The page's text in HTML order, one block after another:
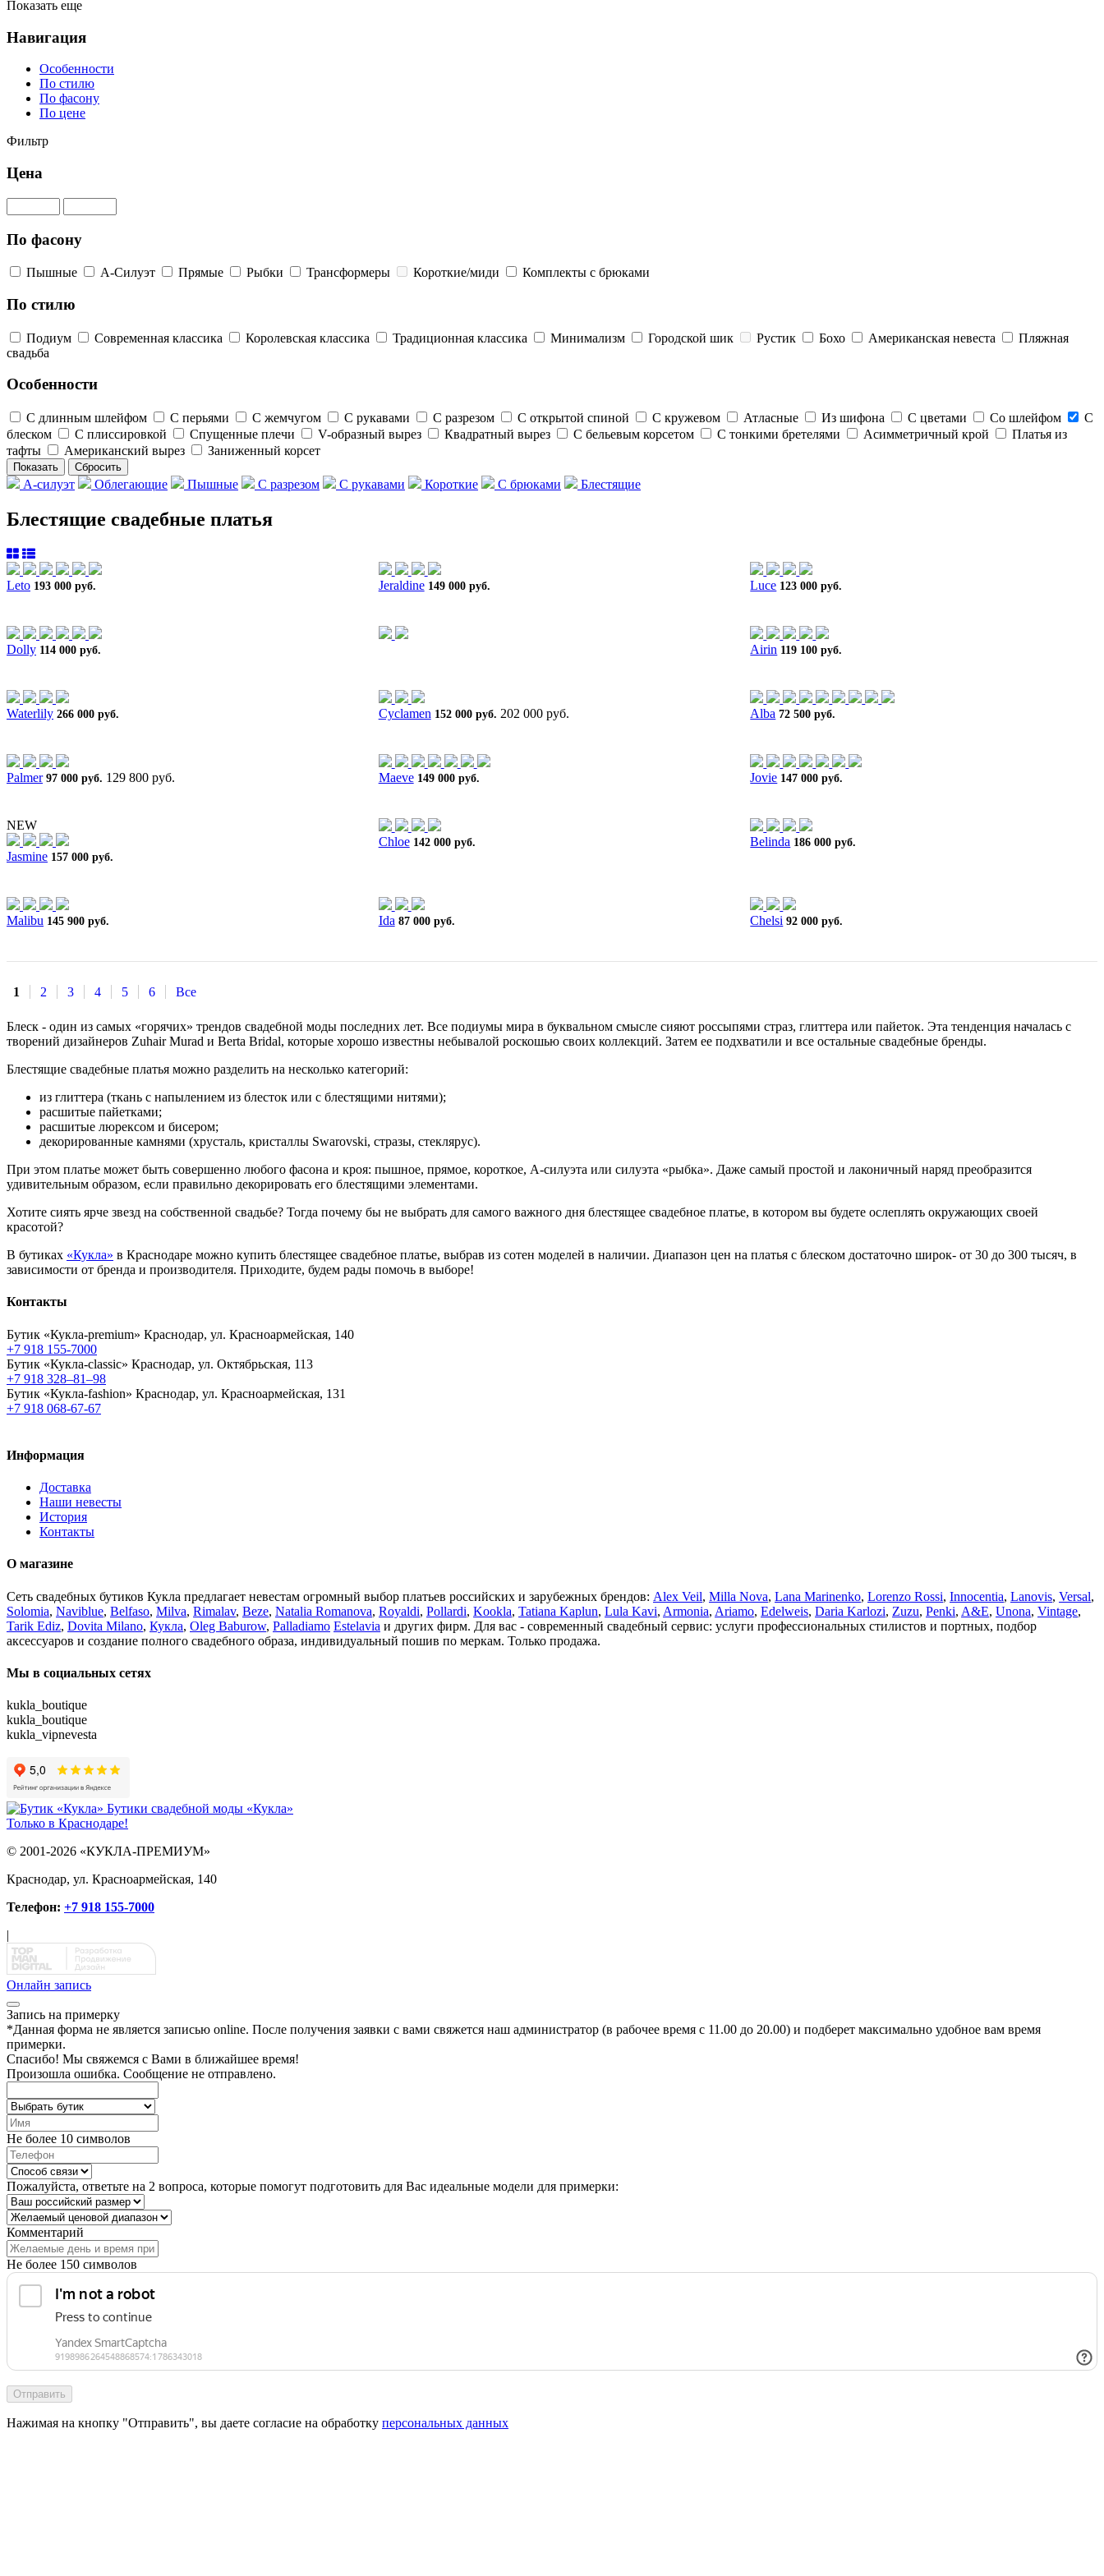
Показать еще
Навигация
Особенности
По стилю
По фасону
По цене
Фильтр
Цена
По фасону
Пышные А-Силуэт Прямые Рыбки Трансформеры Короткие/миди Комплекты с брюками
По стилю
Подиум Современная классика Королевская классика Традиционная классика Минимализм Городской шик Рустик Бохо Американская невеста
Пляжная
свадьба
Особенности
С длинным шлейфом С перьями С жемчугом С рукавами С разрезом С открытой спиной С кружевом Атласные Из шифона С цветами Со шлейфом
С
блеском
C плиссировкой Спущенные плечи V-образный вырез Квадратный вырез С бельевым корсетом C тонкими бретелями Асимметричный крой
Платья из
тафты
Американский вырез Заниженный корсет
А-силуэт Облегающие Пышные С разрезом С рукавами Короткие С брюками Блестящие
Блестящие свадебные платья
Leto 193 000 руб. Jeraldine 149 000 руб. Luce 123 000 руб.
Dolly 114 000 руб. Airin 119 100 руб.
Waterlily 266 000 руб. Cyclamen 152 000 руб. 202 000 руб. Alba 72 500 руб.
Palmer 97 000 руб. 129 800 руб. Maeve 149 000 руб. Jovie 147 000 руб.
NEW
Jasmine 157 000 руб.
Chloe 142 000 руб. Belinda 186 000 руб.
Malibu 145 900 руб. Ida 87 000 руб. Chelsi 92 000 руб.
1 2 3 4 5 6 Все
Блеск - один из самых «горячих» трендов свадебной моды последних лет. Все подиумы мира в буквальном смысле сияют россыпями страз, глиттера или пайеток. Эта тенденция началась с
творений дизайнеров Zuhair Murad и Berta Bridal, которые хорошо известны небывалой роскошью своих коллекций. Затем ее подхватили и все остальные свадебные бренды.
Блестящие свадебные платья можно разделить на несколько категорий:
из глиттера (ткань с напылением из блесток или с блестящими нитями);
расшитые пайетками;
расшитые люрексом и бисером;
декорированные камнями (хрусталь, кристаллы Swarovski, стразы, стеклярус).
При этом платье может быть совершенно любого фасона и кроя: пышное, прямое, короткое, А-силуэта или силуэта «рыбка». Даже самый простой и лаконичный наряд преобразится
удивительным образом, если правильно декорировать его блестящими элементами.
Хотите сиять ярче звезд на собственной свадьбе? Тогда почему бы не выбрать для самого важного дня блестящее свадебное платье, в котором вы будете ослеплять окружающих своей
красотой?
В бутиках «Кукла» в Краснодаре можно купить блестящее свадебное платье, выбрав из сотен моделей в наличии. Диапазон цен на платья с блеском достаточно широк- от 30 до 300 тысяч, в
зависимости от бренда и производителя. Приходите, будем рады помочь в выборе!
Контакты
Бутик «Кукла-premium» Краснодар, ул. Красноармейская, 140
+7 918 155-7000
Бутик «Кукла-classic» Краснодар, ул. Октябрьская, 113
+7 918 328–81–98
Бутик «Кукла-fashion» Краснодар, ул. Красноармейская, 131
+7 918 068-67-67
Информация
Доставка
Наши невесты
История
Контакты
О магазине
Сеть свадебных бутиков Кукла предлагает невестам огромный выбор платьев российских и зарубежных брендов: Alex Veil, Milla Nova, Lana Marinenko, Lorenzo Rossi, Innocentia, Lanovis, Versal,
Solomia, Naviblue, Belfaso, Milva, Rimalav, Beze, Natalia Romanova, Royaldi, Pollardi, Kookla, Tatiana Kaplun, Lula Kavi, Armonia, Ariamo, Edelweis, Daria Karlozi, Zuzu, Penki, A&Е, Unona, Vintage,
Tarik Ediz, Dovita Milano, Кукла, Oleg Baburow, Palladiamo Estelavia и других фирм. Для вас - современный свадебный сервис: услуги профессиональных стилистов и портных, подбор
аксессуаров и создание полного свадебного образа, индивидуальный пошив по меркам. Только продажа.
Мы в социальных сетях
kukla_boutique
kukla_boutique
kukla_vipnevesta
Бутики свадебной моды «Кукла»
Только в Краснодаре!
© 2001-2026 «КУКЛА-ПРЕМИУМ»
Краснодар, ул. Красноармейская, 140
Телефон: +7 918 155-7000
|
Онлайн запись
Запись на примерку
*Данная форма не является записью online. После получения заявки с вами свяжется наш администратор (в рабочее время с 11.00 до 20.00) и подберет максимально удобное вам время
примерки.
Спасибо! Мы свяжемся с Вами в ближайшее время!
Произошла ошибка. Сообщение не отправлено.
Не более 10 символов
Пожалуйста, ответьте на 2 вопроса, которые помогут подготовить для Вас идеальные модели для примерки:
Комментарий
Не более 150 символов
Отправить
Нажимая на кнопку "Отправить", вы даете согласие на обработку персональных данных